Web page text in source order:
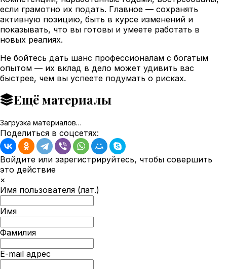
если грамотно их подать. Главное — сохранять
активную позицию, быть в курсе изменений и
показывать, что вы готовы и умеете работать в
новых реалиях.
Не бойтесь дать шанс профессионалам с богатым
опытом — их вклад в дело может удивить вас
быстрее, чем вы успеете подумать о рисках.
Ещё материалы
Загрузка материалов…
Поделиться в соцсетях:
Войдите или зарегистрируйтесь, чтобы совершить
это действие
×
Имя пользователя (лат.)
Имя
Фамилия
E-mail адрес